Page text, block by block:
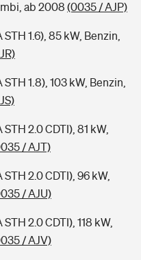
ab 2008 (0035 / AJP)
1.6), 85 kW, Benzin,
1.8), 103 kW, Benzin,
2.0 CDTI), 81 kW,
/ AJT)
2.0 CDTI), 96 kW,
/ AJU)
2.0 CDTI), 118 kW,
/ AJV)